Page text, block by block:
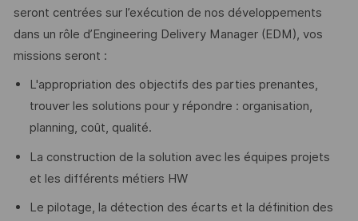
seront centrées sur l’exécution de nos développements
dans un rôle d’Engineering Delivery Manager (EDM), vos
missions seront :
L'appropriation des objectifs des parties prenantes,
trouver les solutions pour y répondre : organisation,
planning, coût, qualité.
La construction de la solution avec les équipes projets
et les différents métiers HW
Le pilotage, la détection des écarts et la définition des